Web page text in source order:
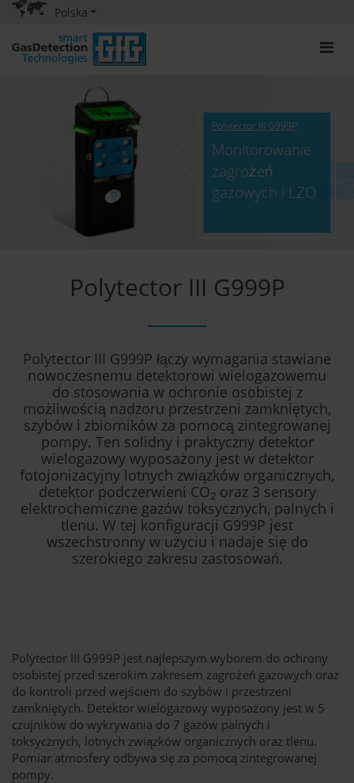
Polska
Polytector III G999P
Monitorowanie
zagrożeń
gazowych i LZO
Polytector III G999P
Polytector III G999P łączy wymagania stawiane
nowoczesnemu detektorowi wielogazowemu
do stosowania w ochronie osobistej z
możliwością nadzoru przestrzeni zamkniętych,
szybów i zbiorników za pomocą zintegrowanej
pompy. Ten solidny i praktyczny detektor
wielogazowy wyposażony jest w detektor
fotojonizacyjny lotnych związków organicznych,
detektor podczerwieni CO2 oraz 3 sensory
elektrochemiczne gazów toksycznych, palnych i
tlenu. W tej konfiguracji G999P jest
wszechstronny w użyciu i nadaje się do
szerokiego zakresu zastosowań.
Polytector III G999P jest najlepszym wyborem do ochrony
osobistej przed szerokim zakresem zagrożeń gazowych oraz
do kontroli przed wejściem do szybów i przestrzeni
zamkniętych. Detektor wielogazowy wyposażony jest w 5
czujników do wykrywania do 7 gazów palnych i
toksycznych, lotnych związków organicznych oraz tlenu.
Pomiar atmosfery odbywa się za pomocą zintegrowanej
pompy.